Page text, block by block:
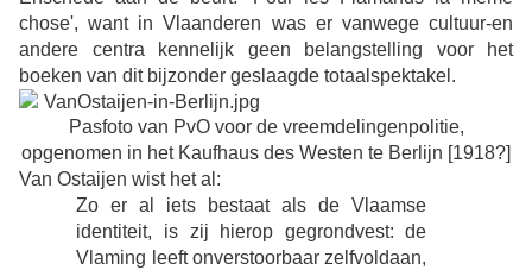
chose', want in Vlaanderen was er vanwege cultuur-en
andere centra kennelijk geen belangstelling voor het
boeken van dit bijzonder geslaagde totaalspektakel.
Pasfoto van PvO voor de vreemdelingenpolitie,
opgenomen in het Kaufhaus des Westen te Berlijn [1918?]
Van Ostaijen wist het al:
Zo er al iets bestaat als de Vlaamse
identiteit, is zij hierop gegrondvest: de
Vlaming leeft onverstoorbaar zelfvoldaan,